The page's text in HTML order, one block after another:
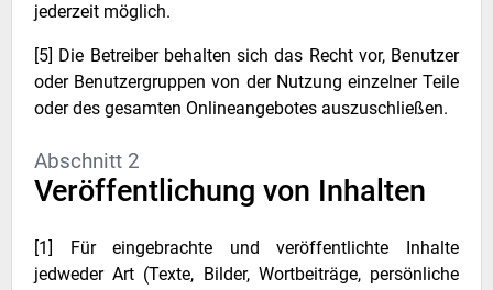
jederzeit möglich.
[5] Die Betreiber behalten sich das Recht vor, Benutzer
oder Benutzergruppen von der Nutzung einzelner Teile
oder des gesamten Onlineangebotes auszuschließen.
Abschnitt 2
Veröffentlichung von Inhalten
[1] Für eingebrachte und veröffentlichte Inhalte
jedweder Art (Texte, Bilder, Wortbeiträge, persönliche